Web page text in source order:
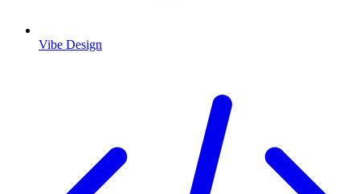
Vibe Design